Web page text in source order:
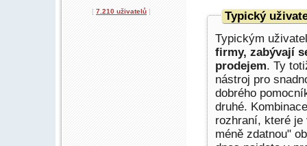
[ 7.210 uživatelů ]
Typický
Typickým
firmy, zabývají
prodejem. Ty
nástroj pro
dobrého
druhé.
rozhraní, které je
méně zdatnou"